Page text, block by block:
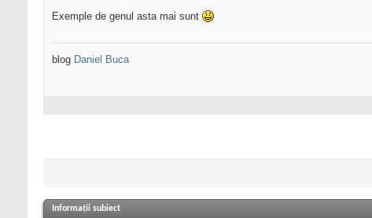
Exemple de genul asta mai sunt
blog Daniel Buca
Informații subiect